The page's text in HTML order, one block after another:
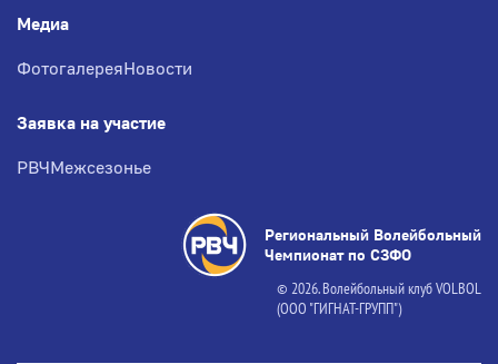
Медиа
ФотогалереяНовости
Заявка на участие
РВЧМежсезонье
Региональный Волейбольный
Чемпионат по СЗФО
© 2026. Волейбольный клуб VOLBOL
(ООО "ГИГНАТ-ГРУПП")